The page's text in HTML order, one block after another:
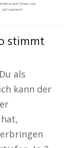
stimmt
als
kann der